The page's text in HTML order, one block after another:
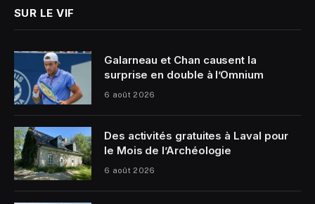
SUR LE VIF
Galarneau et Chan causent la
surprise en double à l’Omnium
6 août 2026
Des activités gratuites à Laval pour
le Mois de l’Archéologie
6 août 2026